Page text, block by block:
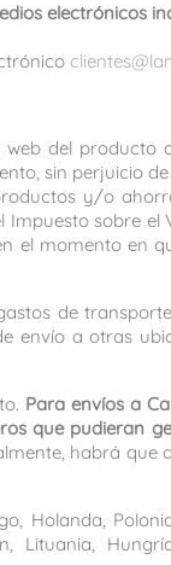
electrónicos
del producto
sin perjuicio
y/o
sobre el
el momento en
de
envío a otras
Para envíos a
que pudieran
habrá que
Holanda,
Lituania,